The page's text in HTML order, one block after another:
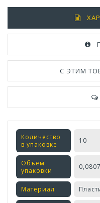
С ЭТИМ
Количество
в упаковке
10
Объем
упаковки
Материал